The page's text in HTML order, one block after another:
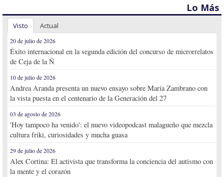
Lo Más
Visto Actual
20 de julio de 2026
Éxito internacional en la segunda edición del concurso de microrrelatos
de Ceja de la Ñ
10 de julio de 2026
Andrea Aranda presenta un nuevo ensayo sobre María Zambrano con
la vista puesta en el centenario de la Generación del 27
03 de agosto de 2026
'Hoy tampoco ha venido': el nuevo videopodcast malagueño que mezcla
cultura friki, curiosidades y mucha guasa
29 de julio de 2026
Alex Cortina: El activista que transforma la conciencia del autismo con
la mente y el corazón